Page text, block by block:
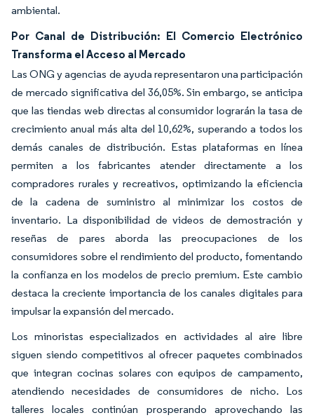
ambiental.
Por Canal de Distribución: El Comercio Electrónico
Transforma el Acceso al Mercado
Las ONG y agencias de ayuda representaron una participación
de mercado significativa del 36,05%. Sin embargo, se anticipa
que las tiendas web directas al consumidor lograrán la tasa de
crecimiento anual más alta del 10,62%, superando a todos los
demás canales de distribución. Estas plataformas en línea
permiten a los fabricantes atender directamente a los
compradores rurales y recreativos, optimizando la eficiencia
de la cadena de suministro al minimizar los costos de
inventario. La disponibilidad de videos de demostración y
reseñas de pares aborda las preocupaciones de los
consumidores sobre el rendimiento del producto, fomentando
la confianza en los modelos de precio premium. Este cambio
destaca la creciente importancia de los canales digitales para
impulsar la expansión del mercado.
Los minoristas especializados en actividades al aire libre
siguen siendo competitivos al ofrecer paquetes combinados
que integran cocinas solares con equipos de campamento,
atendiendo necesidades de consumidores de nicho. Los
talleres locales continúan prosperando aprovechando las